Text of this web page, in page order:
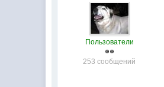
Пользователи
253 сообщений